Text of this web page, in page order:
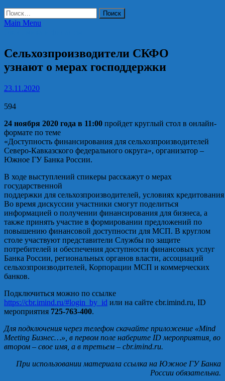
Найти:
Main Menu
Сельхозпроизводители СКФО
узнают о мерах господдержки
23.11.2020
594
24 ноября 2020 года в 11:00 пройдет круглый стол в онлайн-
формате по теме
«Доступность финансирования для сельхозпроизводителей
Северо-Кавказского федерального округа», организатор –
Южное ГУ Банка России.
В ходе выступлений спикеры расскажут о мерах
государственной
поддержки для сельхозпроизводителей, условиях
Во время дискуссии участники смогут поделиться
информацией о получении финансирования для бизнеса, а
также принять участие в формировании предложений по
повышению финансовой доступности для МСП. В круглом
столе участвуют представители Службы по защите
потребителей и обеспечения доступности финансовых услуг
Банка России, региональных органов власти, ассоциаций
сельхозпроизводителей, Корпорации МСП и коммерческих
банков.
Подключиться можно по ссылке
https://cbr.imind.ru/#login_by_id или на сайте cbr.imind.ru, ID
мероприятия 725-763-400.
Для подключения через телефон скачайте приложение «Mind
Meeting Бизнес…», в первом поле наберите ID мероприятия, во
втором – свое имя, а в третьем – cbr.imind.ru.
При использовании материала ссылка на Южное ГУ Банка
России обязательна.